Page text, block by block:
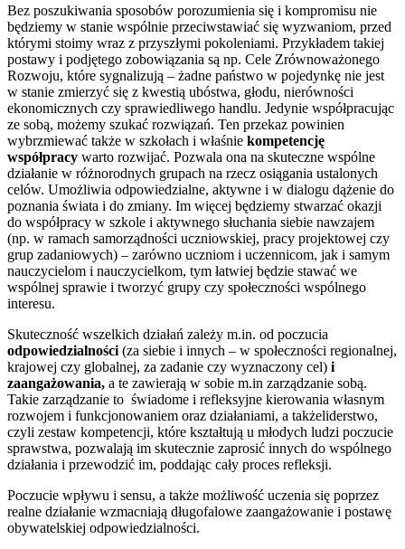
Bez poszukiwania sposobów porozumienia się i kompromisu nie
będziemy w stanie wspólnie przeciwstawiać się wyzwaniom, przed
którymi stoimy wraz z przyszłymi pokoleniami. Przykładem takiej
postawy i podjętego zobowiązania są np. Cele Zrównoważonego
Rozwoju, które sygnalizują – żadne państwo w pojedynkę nie jest
w stanie zmierzyć się z kwestią ubóstwa, głodu, nierówności
ekonomicznych czy sprawiedliwego handlu. Jedynie współpracując
ze sobą, możemy szukać rozwiązań. Ten przekaz powinien
wybrzmiewać także w szkołach i właśnie kompetencję
współpracy warto rozwijać. Pozwala ona na skuteczne wspólne
działanie w różnorodnych grupach na rzecz osiągania ustalonych
celów. Umożliwia odpowiedzialne, aktywne i w dialogu dążenie do
poznania świata i do zmiany. Im więcej będziemy stwarzać okazji
do współpracy w szkole i aktywnego słuchania siebie nawzajem
(np. w ramach samorządności uczniowskiej, pracy projektowej czy
grup zadaniowych) – zarówno uczniom i uczennicom, jak i samym
nauczycielom i nauczycielkom, tym łatwiej będzie stawać we
wspólnej sprawie i tworzyć grupy czy społeczności wspólnego
interesu.
Skuteczność wszelkich działań zależy m.in. od poczucia
odpowiedzialności (za siebie i innych – w społeczności regionalnej,
krajowej czy globalnej, za zadanie czy wyznaczony cel) i
zaangażowania, a te zawierają w sobie m.in zarządzanie sobą.
Takie zarządzanie to świadome i refleksyjne kierowania własnym
rozwojem i funkcjonowaniem oraz działaniami, a takżeliderstwo,
czyli zestaw kompetencji, które kształtują u młodych ludzi poczucie
sprawstwa, pozwalają im skutecznie zaprosić innych do wspólnego
działania i przewodzić im, poddając cały proces refleksji.
Poczucie wpływu i sensu, a także możliwość uczenia się poprzez
realne działanie wzmacniają długofalowe zaangażowanie i postawę
obywatelskiej odpowiedzialności.